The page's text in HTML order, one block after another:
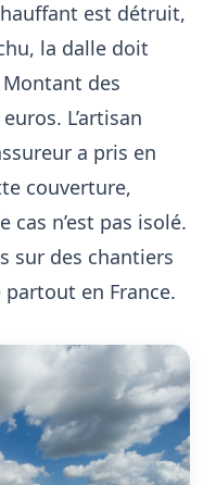
est détruit,
la dalle doit
des
L’artisan
a pris en
couverture,
cas n’est pas isolé.
sur des chantiers
en France.